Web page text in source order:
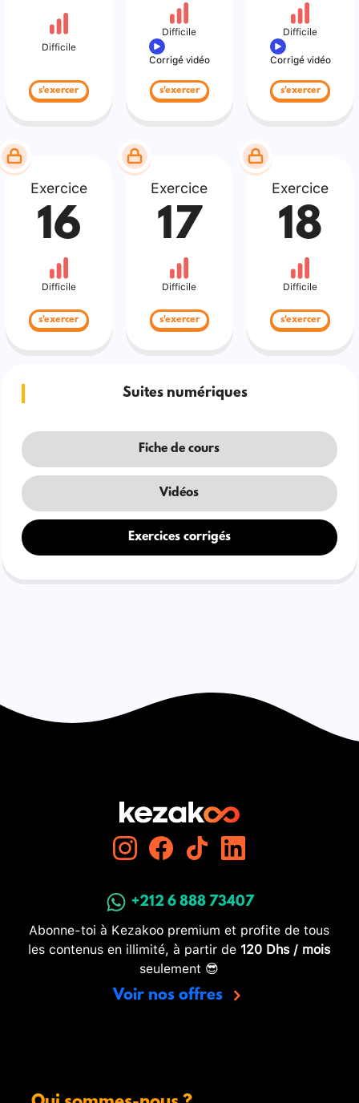
Difficile
s'exercer
Difficile
Corrigé vidéo
s'exercer
Difficile
Corrigé vidéo
s'exercer
Exercice
16
Difficile
s'exercer
Exercice
17
Difficile
s'exercer
Exercice
18
Difficile
s'exercer
Suites numériques
Fiche de cours
Vidéos
Exercices corrigés
+212 6 888 73407
Abonne-toi à Kezakoo premium et profite de tous
les contenus en illimité, à partir de 120 Dhs / mois
seulement 😎
Voir nos offres